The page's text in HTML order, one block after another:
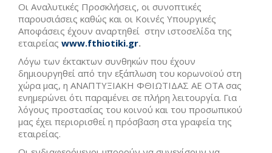
Οι Αναλυτικές Προσκλήσεις, οι συνοπτικές
παρουσιάσεις καθώς και οι Κοινές Υπουργικές
Αποφάσεις έχουν αναρτηθεί στην ιστοσελίδα της
εταιρείας www.fthiotiki.gr.
Λόγω των έκτακτων συνθηκών που έχουν
δημιουργηθεί από την εξάπλωση του κορωνοϊού στη
χώρα μας, η ΑΝΑΠΤΥΞΙΑΚΗ ΦΘΙΩΤΙΔΑΣ ΑΕ ΟΤΑ σας
ενημερώνει ότι παραμένει σε πλήρη λειτουργία. Για
λόγους προστασίας του κοινού και του προσωπικού
μας έχει περιορισθεί η πρόσβαση στα γραφεία της
εταιρείας.